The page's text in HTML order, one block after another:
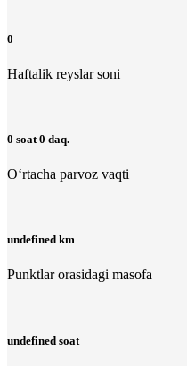
0
Haftalik reyslar soni
0 soat 0 daq.
O‘rtacha parvoz vaqti
undefined km
Punktlar orasidagi masofa
undefined soat